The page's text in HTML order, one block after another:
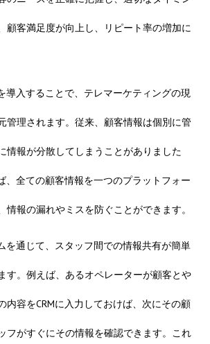
顧客満足度が向上し、リピート率の増加に
導入することで、テレマーケティングの現
管理されます。従来、顧客情報は個別に管
情報が分散してしまうことがありました
、全ての顧客情報を一つのプラットフォー
情報の漏れやミスを防ぐことができます。
を通じて、スタッフ間での情報共有が簡単
す。例えば、あるオペレーターが顧客とや
内容をCRMに入力しておけば、次にその顧
フがすぐにその情報を確認できます。これ